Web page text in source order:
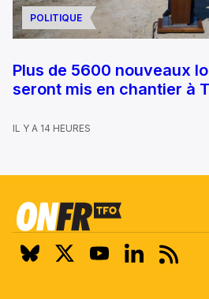
POLITIQUE
Plus de 5600 nouveaux
seront mis en chantier à
IL Y A 14 HEURES